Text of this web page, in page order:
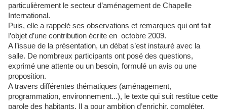
particulièrement le secteur d’aménagement de Chapelle
International.
Puis, elle a rappelé ses observations et remarques qui ont fait
l’objet d’une contribution écrite en octobre 2009.
A l’issue de la présentation, un débat s’est instauré avec la
salle. De nombreux participants ont posé des questions,
exprimé une attente ou un besoin, formulé un avis ou une
proposition.
A travers différentes thématiques (aménagement,
programmation, environnement...), le texte qui suit restitue cette
parole des habitants. Il a pour ambition d’enrichir, compléter,